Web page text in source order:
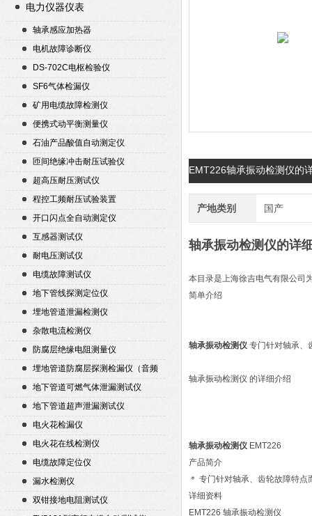
电力仪器仪表
轴承感应加热器
电机故障诊断仪
DS-702C电枢检验仪
SF6气体检漏仪
矿用电缆故障检测仪
便携式动平衡测量仪
石油产品酸值自动测定仪
匝间绝缘冲击耐压试验仪
超高压耐压测试仪
程控工频耐压试验装置
开口闪点全自动测定仪
互感器测试仪
耐电压测试仪
电缆故障测试仪
地下管线探测定位仪
埋地管道泄漏检测仪
杂散电流检测仪
防腐层绝缘电阻测量仪
埋地管道防腐层探测检漏仪（音频
检漏仪）
地下管道可燃气体泄漏测试仪
地下管道超声泄漏测试仪
电火花检漏仪
电火花在线检测仪
电缆故障定位仪
漏水检测仪
双钳接地电阻测试仪
EMT226轴承振动检测仪的
产地类别 国产
轴承振动检测仪的详
本目录是上海徐吉电气有限公司
简单介绍
轴承振动检测仪 专门针对轴承、
轴承振动检测仪 的详细介绍
轴承振动检测仪 EMT226
产品简介
＊ 专门针对轴承、齿轮故障特
详细资料
EMT226 轴承振动检测仪